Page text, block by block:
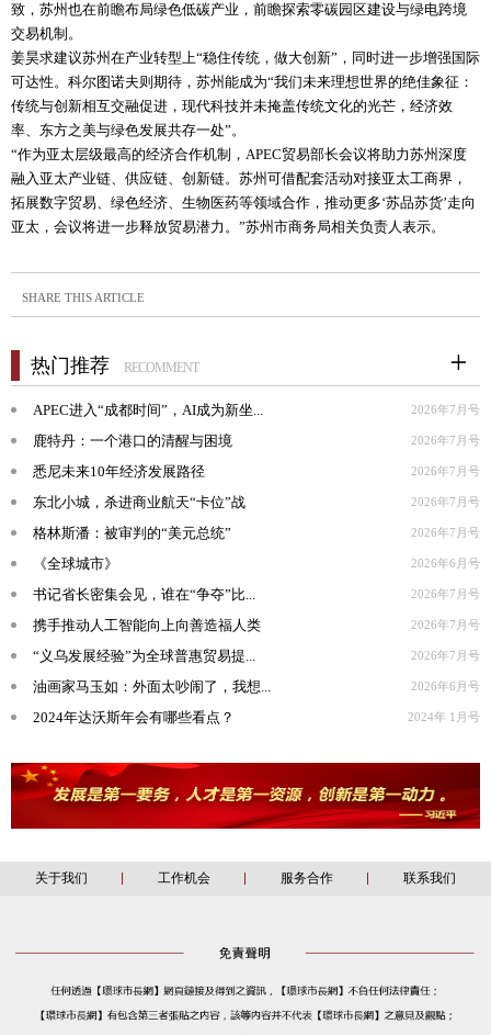
致，苏州也在前瞻布局绿色低碳产业，前瞻探索零碳园区建设与绿电跨境
交易机制。
姜昊求建议苏州在产业转型上“稳住传统，做大创新”，同时进一步增强国际
可达性。科尔图诺夫则期待，苏州能成为“我们未来理想世界的绝佳象征：
传统与创新相互交融促进，现代科技并未掩盖传统文化的光芒，经济效
率、东方之美与绿色发展共存一处”。
“作为亚太层级最高的经济合作机制，APEC贸易部长会议将助力苏州深度
融入亚太产业链、供应链、创新链。苏州可借配套活动对接亚太工商界，
拓展数字贸易、绿色经济、生物医药等领域合作，推动更多‘苏品苏货’走向
亚太，会议将进一步释放贸易潜力。”苏州市商务局相关负责人表示。
SHARE THIS ARTICLE
热门推荐 RECOMMENT
APEC进入“成都时间”，AI成为新坐... 2026年7月号
鹿特丹：一个港口的清醒与困境 2026年7月号
悉尼未来10年经济发展路径 2026年7月号
东北小城，杀进商业航天“卡位”战 2026年7月号
格林斯潘：被审判的“美元总统” 2026年7月号
《全球城市》 2026年6月号
书记省长密集会见，谁在“争夺”比... 2026年7月号
携手推动人工智能向上向善造福人类 2026年7月号
“义乌发展经验”为全球普惠贸易提... 2026年7月号
油画家马玉如：外面太吵闹了，我想... 2026年6月号
2024年达沃斯年会有哪些看点？ 2024年 1月号
关于我们 工作机会 服务合作 联系我们